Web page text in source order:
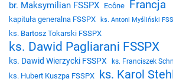
br. Maksymilian FSSPX Ecône Francja
kapituła generalna FSSPX ks. Antoni Myśliński
ks. Bartosz Tokarski FSSPX
ks. Dawid Pagliarani FSSPX
ks. Dawid Wierzycki FSSPX ks. Franciszek
ks. Hubert Kuszpa FSSPX ks. Karol